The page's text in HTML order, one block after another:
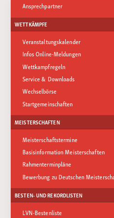
Ansprechpartner
WETTKÄMPFE
Veranstaltungskalender
Infos Online-Meldungen
Wettkampfregeln
Service & Downloads
Wechselbörse
Startgemeinschaften
MEISTERSCHAFTEN
Meisterschaftstermine
Basisinformation Meisterschaften
Rahmenterminpläne
Bewerbung zu Deutschen
BESTEN- UND REKORDLISTEN
LVN-Bestenliste